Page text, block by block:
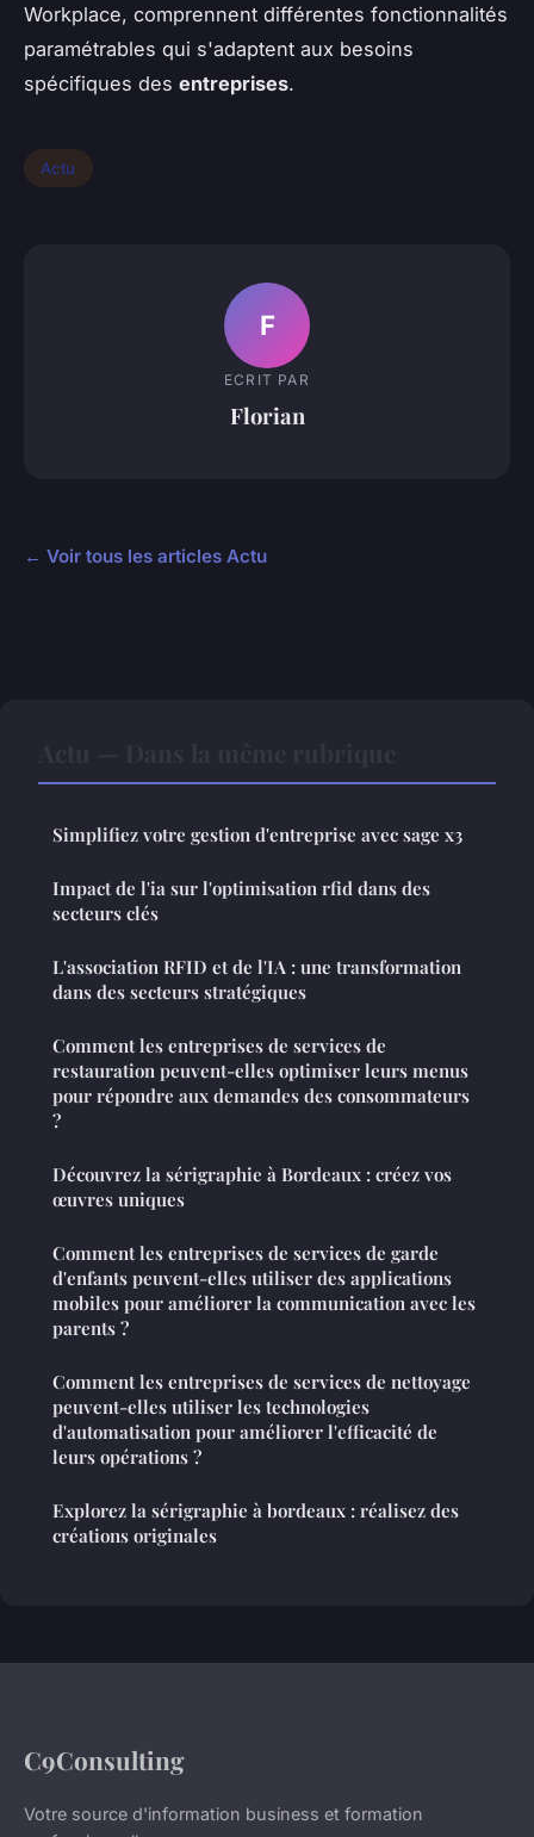
Workplace, comprennent différentes fonctionnalités
paramétrables qui s'adaptent aux besoins
spécifiques des entreprises.
Actu
F
ECRIT PAR
Florian
← Voir tous les articles Actu
Simplifiez votre gestion d'entreprise avec sage x3
Impact de l'ia sur l'optimisation rfid dans des
secteurs clés
L'association RFID et de l'IA : une transformation
dans des secteurs stratégiques
Comment les entreprises de services de
restauration peuvent-elles optimiser leurs menus
pour répondre aux demandes des consommateurs
?
Découvrez la sérigraphie à Bordeaux : créez vos
œuvres uniques
Comment les entreprises de services de garde
d'enfants peuvent-elles utiliser des applications
mobiles pour améliorer la communication avec les
parents ?
Comment les entreprises de services de nettoyage
peuvent-elles utiliser les technologies
d'automatisation pour améliorer l'efficacité de
leurs opérations ?
Explorez la sérigraphie à bordeaux : réalisez des
créations originales
C9Consulting
Votre source d'information business et formation